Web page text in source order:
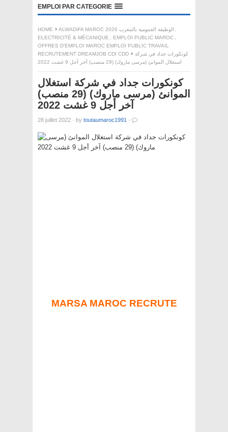
EMPLOI PAR CATEGORIE
HOME ALWADIFA MAROC 2026 الوظيفة العمومية بالمغرب
,
ELECTRICITÉ & MÉCANIQUE , EMPLOI PUBLIC MAROC ,
OFFRES D'EMPLOI MAROC EMPLOI PUBLIC TRAVAIL
RECRUTEMENT DREAMJOB CDI CDD
كونكورات جداد في شركة
استغلال الموانئ (مرسى ماروك) (29 منصب) آخر أجل 9 غشت 2022
كونكورات جداد في شركة استغلال
الموانئ (مرسى ماروك) (29 منصب)
آخر أجل 9 غشت 2022
28 juillet 2022 · by toutaumaroc1991 ·
MARSA MAROC RECRUTE